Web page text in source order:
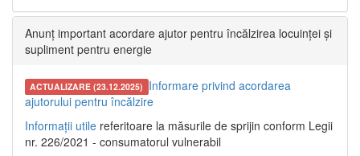
Anunț important acordare ajutor pentru încălzirea locuinței și
supliment pentru energie
ACTUALIZARE (23.12.2025) Informare privind acordarea
ajutorului pentru încălzire
Informații utile referitoare la măsurile de sprijin conform Legii
nr. 226/2021 - consumatorul vulnerabil